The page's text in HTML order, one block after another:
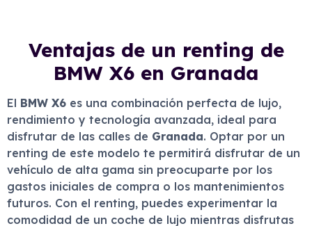
Ventajas de un renting de
BMW X6 en Granada
El BMW X6 es una combinación perfecta de lujo,
rendimiento y tecnología avanzada, ideal para
disfrutar de las calles de Granada. Optar por un
renting de este modelo te permitirá disfrutar de un
vehículo de alta gama sin preocuparte por los
gastos iniciales de compra o los mantenimientos
futuros. Con el renting, puedes experimentar la
comodidad de un coche de lujo mientras disfrutas